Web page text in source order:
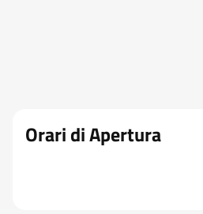
Orari di Apertura